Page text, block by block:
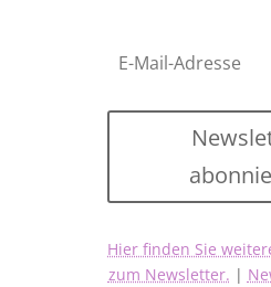
Hier finden Sie
zum Newsletter. |